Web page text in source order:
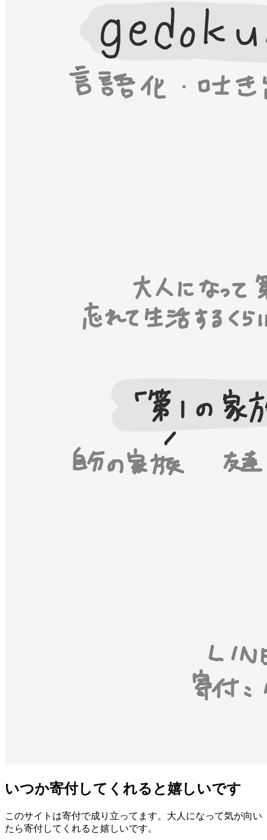
いつか寄付してくれると嬉しいです
このサイトは寄付で成り立ってます。大人になって気が向い
たら寄付してくれると嬉しいです。